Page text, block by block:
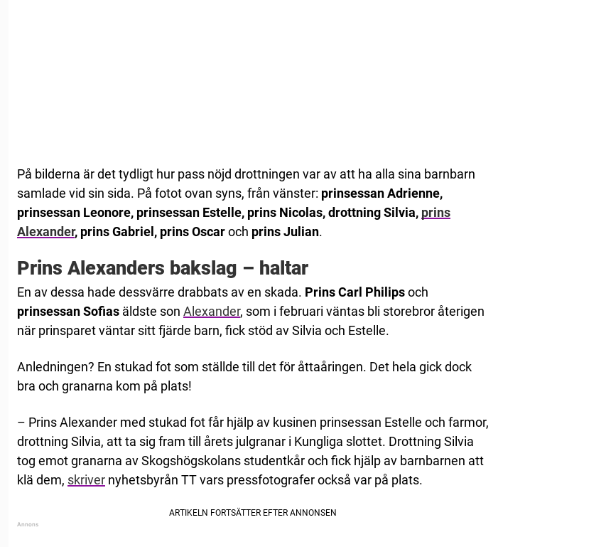
På bilderna är det tydligt hur pass nöjd drottningen var av att ha alla sina barnbarn
samlade vid sin sida. På fotot ovan syns, från vänster: prinsessan Adrienne,
prinsessan Leonore, prinsessan Estelle, prins Nicolas, drottning Silvia, prins
Alexander, prins Gabriel, prins Oscaroch prins Julian.
Prins Alexanders bakslag – haltar
En av dessa hade dessvärre drabbats av en skada. Prins Carl Philipsoch
prinsessan Sofias äldste son Alexander, som i februari väntas bli storebror återigen
när prinsparet väntar sitt fjärde barn, fick stöd av Silvia och Estelle.
Anledningen? En stukad fot som ställde till det för åttaåringen. Det hela gick dock
bra och granarna kom på plats!
– Prins Alexander med stukad fot får hjälp av kusinen prinsessan Estelle och farmor,
drottning Silvia, att ta sig fram till årets julgranar i Kungliga slottet. Drottning Silvia
tog emot granarna av Skogshögskolans studentkår och fick hjälp av barnbarnen att
klä dem, skriver nyhetsbyrån TT vars pressfotografer också var på plats.